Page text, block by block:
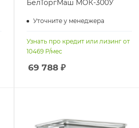
БелТоргМаш МОК-300У
Уточните у менеджера
Узнать про кредит или лизинг от
10469Р/мес
69 788₽